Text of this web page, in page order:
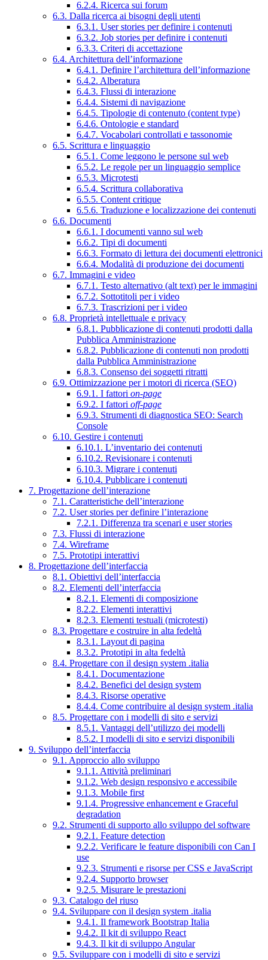
6.2.4. Ricerca sui forum
6.3. Dalla ricerca ai bisogni degli utenti
6.3.1. User stories per definire i contenuti
6.3.2. Job stories per definire i contenuti
6.3.3. Criteri di accettazione
6.4. Architettura dell’informazione
6.4.1. Definire l’architettura dell’informazione
6.4.2. Alberatura
6.4.3. Flussi di interazione
6.4.4. Sistemi di navigazione
6.4.5. Tipologie di contenuto (content type)
6.4.6. Ontologie e standard
6.4.7. Vocabolari controllati e tassonomie
6.5. Scrittura e linguaggio
6.5.1. Come leggono le persone sul web
6.5.2. Le regole per un linguaggio semplice
6.5.3. Microtesti
6.5.4. Scrittura collaborativa
6.5.5. Content critique
6.5.6. Traduzione e localizzazione dei contenuti
6.6. Documenti
6.6.1. I documenti vanno sul web
6.6.2. Tipi di documenti
6.6.3. Formato di lettura dei documenti elettronici
6.6.4. Modalità di produzione dei documenti
6.7. Immagini e video
6.7.1. Testo alternativo (alt text) per le immagini
6.7.2. Sottotitoli per i video
6.7.3. Trascrizioni per i video
6.8. Proprietà intellettuale e privacy
6.8.1. Pubblicazione di contenuti prodotti dalla
Pubblica Amministrazione
6.8.2. Pubblicazione di contenuti non prodotti
dalla Pubblica Amministrazione
6.8.3. Consenso dei soggetti ritratti
6.9. Ottimizzazione per i motori di ricerca (SEO)
6.9.1. I fattori on-page
6.9.2. I fattori off-page
6.9.3. Strumenti di diagnostica SEO: Search
Console
6.10. Gestire i contenuti
6.10.1. L’inventario dei contenuti
6.10.2. Revisionare i contenuti
6.10.3. Migrare i contenuti
6.10.4. Pubblicare i contenuti
7. Progettazione dell’interazione
7.1. Caratteristiche dell’interazione
7.2. User stories per definire l’interazione
7.2.1. Differenza tra scenari e user stories
7.3. Flussi di interazione
7.4. Wireframe
7.5. Prototipi interattivi
8. Progettazione dell’interfaccia
8.1. Obiettivi dell’interfaccia
8.2. Elementi dell’interfaccia
8.2.1. Elementi di composizione
8.2.2. Elementi interattivi
8.2.3. Elementi testuali (microtesti)
8.3. Progettare e costruire in alta fedeltà
8.3.1. Layout di pagina
8.3.2. Prototipi in alta fedeltà
8.4. Progettare con il design system .italia
8.4.1. Documentazione
8.4.2. Benefici del design system
8.4.3. Risorse operative
8.4.4. Come contribuire al design system .italia
8.5. Progettare con i modelli di sito e servizi
8.5.1. Vantaggi dell’utilizzo dei modelli
8.5.2. I modelli di sito e servizi disponibili
9. Sviluppo dell’interfaccia
9.1. Approccio allo sviluppo
9.1.1. Attività preliminari
9.1.2. Web design responsivo e accessibile
9.1.3. Mobile first
9.1.4. Progressive enhancement e Graceful
degradation
9.2. Strumenti di supporto allo sviluppo del software
9.2.1. Feature detection
9.2.2. Verificare le feature disponibili con Can I
use
9.2.3. Strumenti e risorse per CSS e JavaScript
9.2.4. Supporto browser
9.2.5. Misurare le prestazioni
9.3. Catalogo del riuso
9.4. Sviluppare con il design system .italia
9.4.1. Il framework Bootstrap Italia
9.4.2. Il kit di sviluppo React
9.4.3. Il kit di sviluppo Angular
9.5. Sviluppare con i modelli di sito e servizi